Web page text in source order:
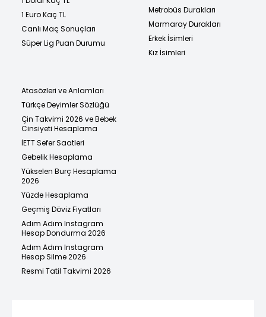
1 Euro Kaç TL
Canlı Maç Sonuçları
Süper Lig Puan Durumu
Metrobüs Durakları
Marmaray Durakları
Erkek İsimleri
Kız İsimleri
Atasözleri ve Anlamları
Türkçe Deyimler Sözlüğü
Çin Takvimi 2026 ve Bebek
Cinsiyeti Hesaplama
İETT Sefer Saatleri
Gebelik Hesaplama
Yükselen Burç Hesaplama
2026
Yüzde Hesaplama
Geçmiş Döviz Fiyatları
Adım Adım Instagram
Hesap Dondurma 2026
Adım Adım Instagram
Hesap Silme 2026
Resmi Tatil Takvimi 2026